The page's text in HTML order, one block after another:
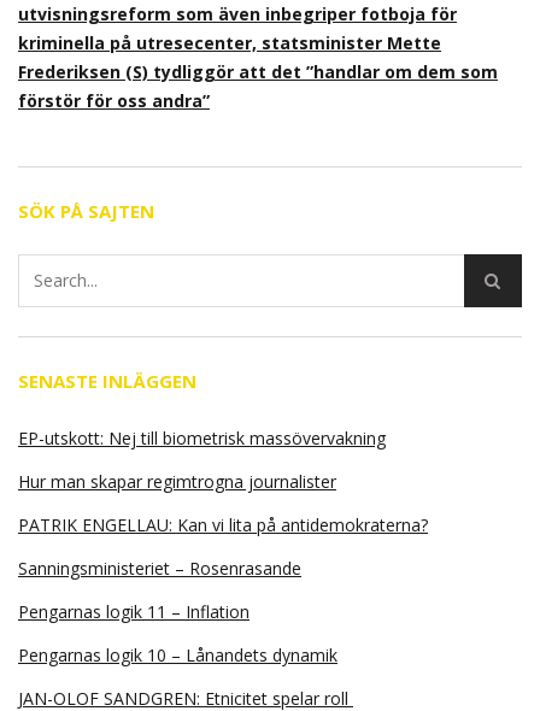
utvisningsreform som även inbegriper fotboja för
kriminella på utresecenter, statsminister Mette
Frederiksen (S) tydliggör att det ”handlar om dem som
förstör för oss andra”
SÖK PÅ SAJTEN
SENASTE INLÄGGEN
EP-utskott: Nej till biometrisk massövervakning
Hur man skapar regimtrogna journalister
PATRIK ENGELLAU: Kan vi lita på antidemokraterna?
Sanningsministeriet – Rosenrasande
Pengarnas logik 11 – Inflation
Pengarnas logik 10 – Lånandets dynamik
JAN-OLOF SANDGREN: Etnicitet spelar roll